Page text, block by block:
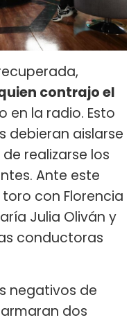
contrajo el
en la radio. Esto
debieran aislarse
realizarse los
Ante este
con Florencia
Julia Oliván y
conductoras
negativos de
dos